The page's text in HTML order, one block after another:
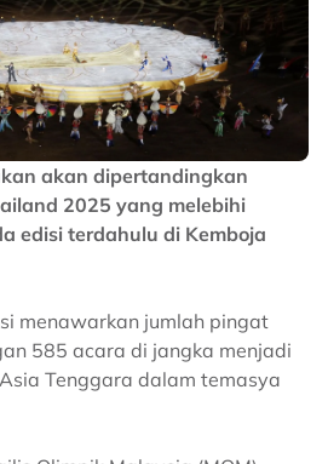
akan dipertandingkan
2025 yang melebihi
edisi terdahulu di Kemboja
menawarkan jumlah pingat
585 acara di jangka menjadi
Tenggara dalam temasya